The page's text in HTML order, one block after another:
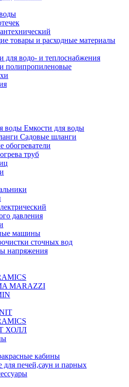
товары и расходные материалы
для водо- и теплоснабжения
полипропиленовые
Емкости для воды
Садовые шланги
обогреватели
труб
давления
машины
сточных вод
напряжения
MARAZZI
ХОЛЛ
кабины
для печей,саун и парных